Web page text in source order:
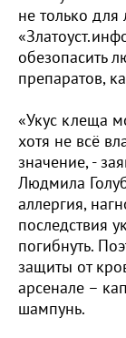
не только
обезопасить
препаратов,
«Укус клеща
хотя не всё
значение, -
Людмила
аллергия,
последствия
погибнуть.
защиты от
арсенале –
шампунь.